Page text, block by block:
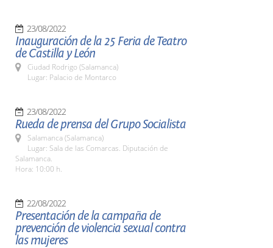
23/08/2022
Inauguración de la 25 Feria de Teatro
de Castilla y León
Ciudad Rodrigo (Salamanca)
Lugar: Palacio de Montarco
23/08/2022
Rueda de prensa del Grupo Socialista
Salamanca (Salamanca)
Lugar: Sala de las Comarcas. Diputación de
Salamanca.
Hora: 10:00 h.
22/08/2022
Presentación de la campaña de
prevención de violencia sexual contra
las mujeres